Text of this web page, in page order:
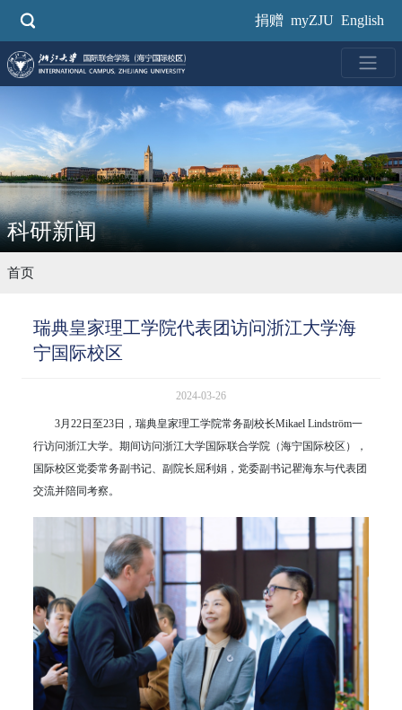
要
捐赠 myZJU English
科研新闻
首页
瑞典皇家理工学院代表团访问浙江大学海
宁国际校区
2024-03-26
3月22日至23日，瑞典皇家理工学院常务副校长Mikael Lindström一
行访问浙江大学。期间访问浙江大学国际联合学院（海宁国际校区），
国际校区党委常务副书记、副院长屈利娟，党委副书记瞿海东与代表团
交流并陪同考察。